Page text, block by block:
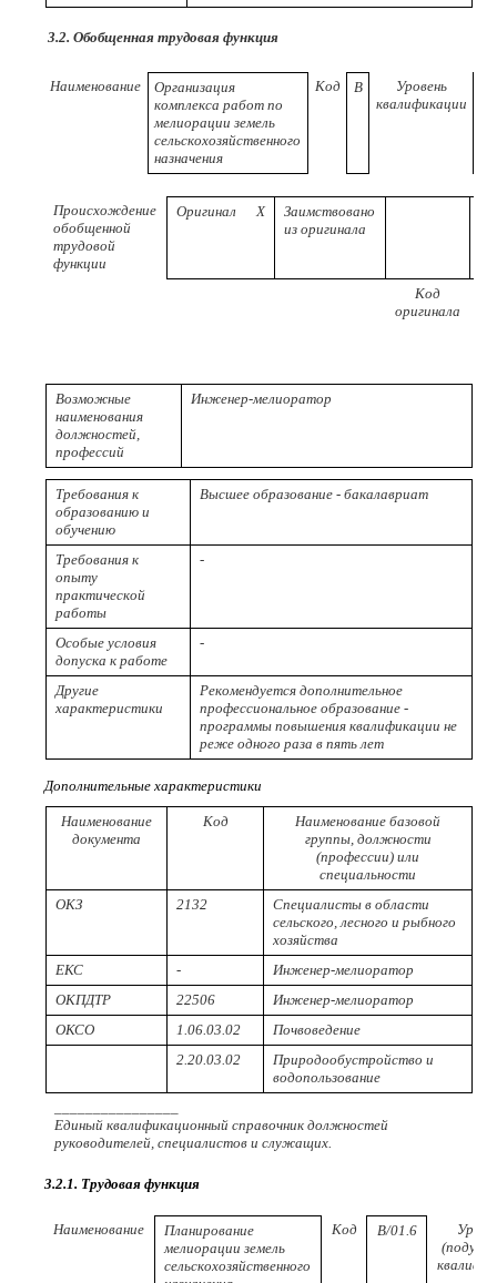
3.2. Обобщенная трудовая функция
Наименование
Организация
комплекса работ по
мелиорации земель
сельскохозяйственного
назначения
Код B
Уровень
квалификации
Происхождение
обобщенной
трудовой
функции
Оригинал X
Заимствовано
из оригинала
Код
оригинала
Возможные
наименования
должностей,
профессий
Инженер-мелиоратор
Требования к
образованию и
обучению
Высшее образование - бакалавриат
Требования к
опыту
практической
работы
-
Особые условия
допуска к работе
-
Другие
характеристики
Рекомендуется дополнительное
профессиональное образование -
программы повышения квалификации не
реже одного раза в пять лет
Дополнительные характеристики
Наименование
документа
Код
Наименование базовой
группы, должности
(профессии) или
специальности
ОКЗ
2132
Специалисты в области
сельского, лесного и рыбного
хозяйства
ЕКС
-
Инженер-мелиоратор
ОКПДТР
22506
Инженер-мелиоратор
ОКСО
1.06.03.02
Почвоведение
2.20.03.02
Природообустройство и
водопользование
Единый квалификационный справочник должностей
руководителей, специалистов и служащих.
3.2.1. Трудовая функция
Наименование
Планирование
мелиорации земель
сельскохозяйственного
Код B/01.6